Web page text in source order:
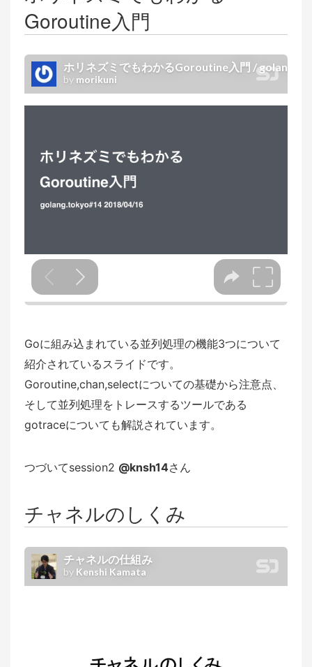
Goroutine入門
Goに組み込まれている並列処理の機能3つについて
紹介されているスライドです。
Goroutine,chan,selectについての基礎から注意点、
そして並列処理をトレースするツールである
gotraceについても解説されています。
つづいてsession2 @knsh14さん
チャネルのしくみ